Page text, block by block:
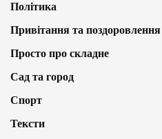
Політика
Привітання та поздоровлення
Просто про складне
Сад та город
Спорт
Тексти